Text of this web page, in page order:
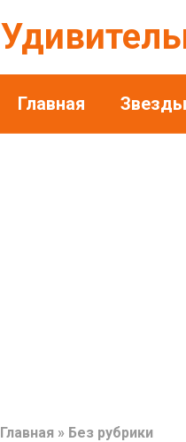
Главная Звезды
Главная » Без рубрики